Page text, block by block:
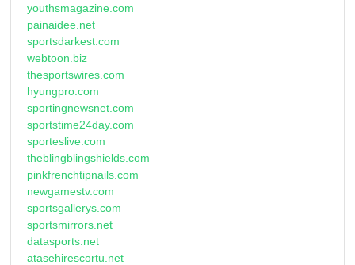
youthsmagazine.com
painaidee.net
sportsdarkest.com
webtoon.biz
thesportswires.com
hyungpro.com
sportingnewsnet.com
sportstime24day.com
sporteslive.com
theblingblingshields.com
pinkfrenchtipnails.com
newgamestv.com
sportsgallerys.com
sportsmirrors.net
datasports.net
atasehirescortu.net